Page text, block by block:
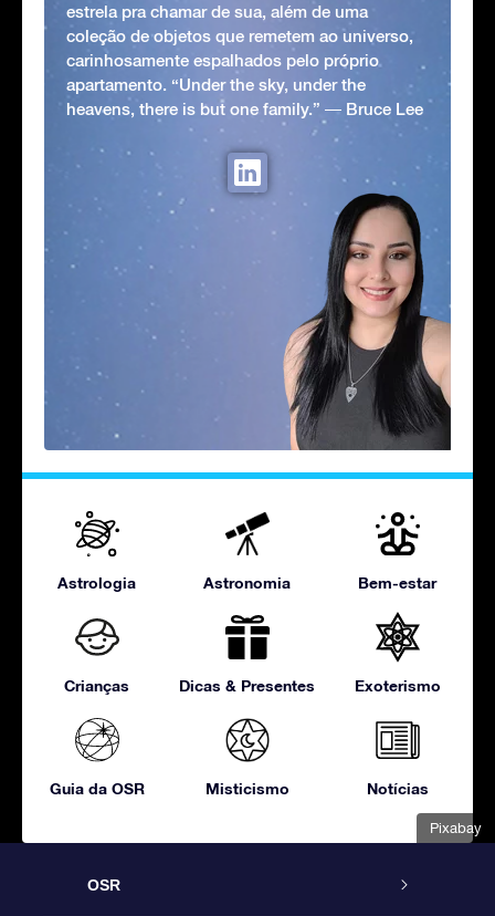
Pixabay
estrela pra chamar de sua, além de uma
coleção de objetos que remetem ao universo,
carinhosamente espalhados pelo próprio
apartamento. “Under the sky, under the
heavens, there is but one family.” ― Bruce Lee
Astrologia Astronomia Bem-estar
Crianças Dicas & Presentes Exoterismo
Guia da OSR Misticismo Notícias
OSR